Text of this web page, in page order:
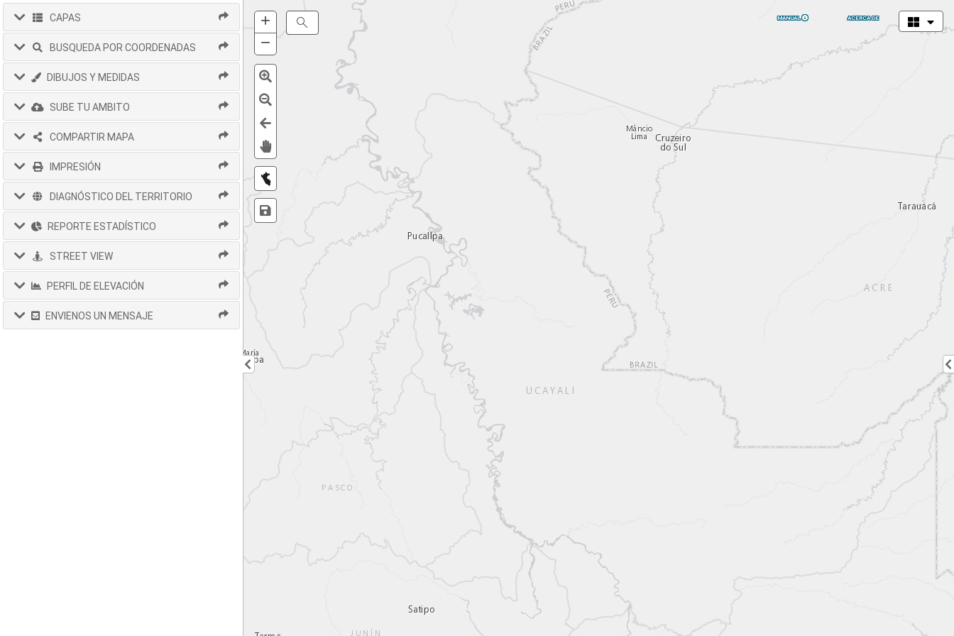
CAPAS
BUSQUEDA POR COORDENADAS
DIBUJOS Y MEDIDAS
SUBE TU AMBITO
COMPARTIR MAPA
IMPRESIÓN
DIAGNÓSTICO DEL TERRITORIO
REPORTE ESTADÍSTICO
STREET VIEW
PERFIL DE ELEVACIÓN
ENVIENOS UN MENSAJE
ACERCA DE
MANUAL
+ Zoom
In
− Zoom
Out